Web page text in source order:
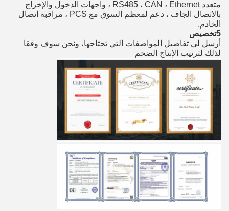
الخادم.
5تخصيص
أرسل لي تفاصيل المواصفات التي تحتاجها، ونحن سوف وفقا
لذلك لترتيب الإنتاج الضخم